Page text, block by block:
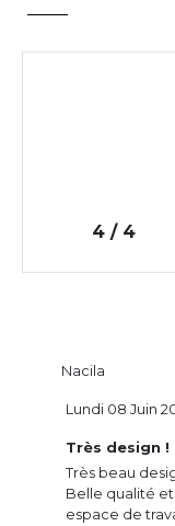
4 / 4
Nacila
Très design !
Très beau
Belle qualité
espace de
Lundi 08 Juin